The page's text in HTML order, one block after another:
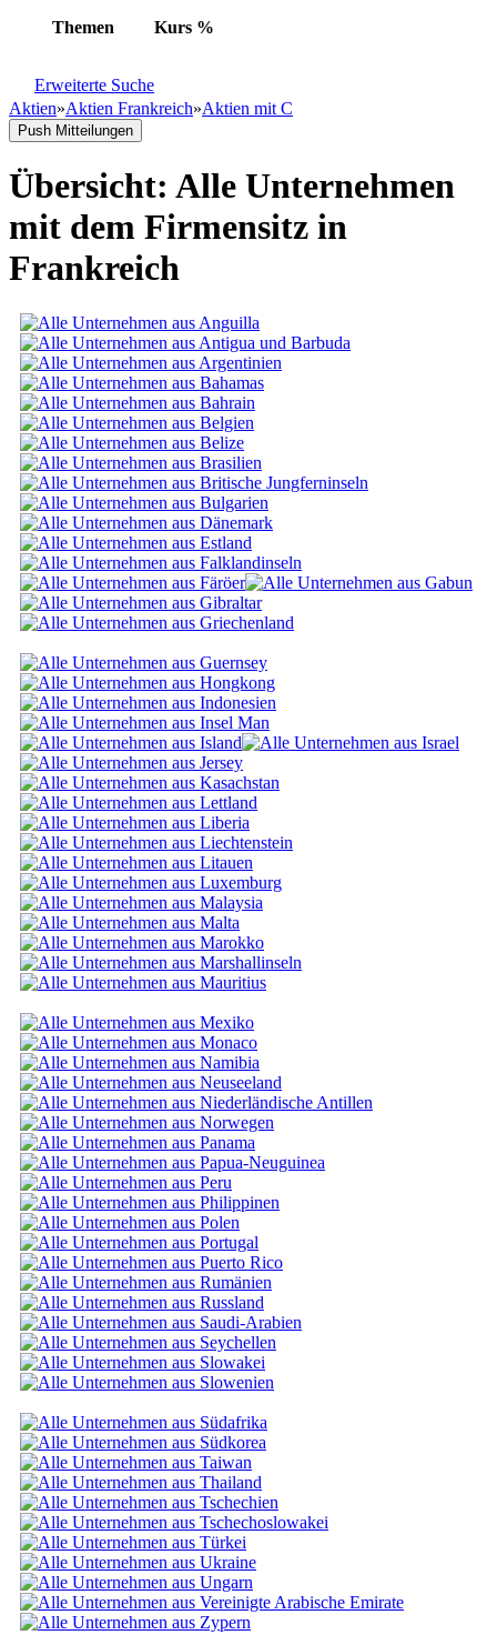
Themen Kurs %
Erweiterte Suche
Aktien»Aktien Frankreich»Aktien mit C
Push Mitteilungen
Übersicht: Alle Unternehmen
mit dem Firmensitz in
Frankreich